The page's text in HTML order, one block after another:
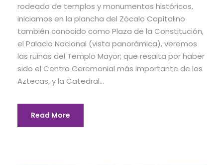
rodeado de templos y monumentos históricos,
iniciamos en la plancha del Zócalo Capitalino
también conocido como Plaza de la Constitución,
el Palacio Nacional (vista panorámica), veremos
las ruinas del Templo Mayor; que resalta por haber
sido el Centro Ceremonial más importante de los
Aztecas, y la Catedral...
Read More